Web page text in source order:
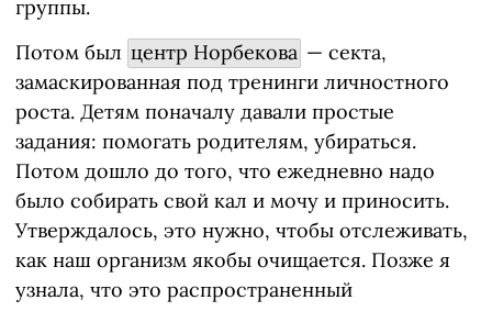
группы.
Потом был центр Норбекова — секта,
замаскированная под тренинги личностного
роста. Детям поначалу давали простые
задания: помогать родителям, убираться.
Потом дошло до того, что ежедневно надо
было собирать свой кал и мочу и приносить.
Утверждалось, это нужно, чтобы отслеживать,
как наш организм якобы очищается. Позже я
узнала, что это распространенный